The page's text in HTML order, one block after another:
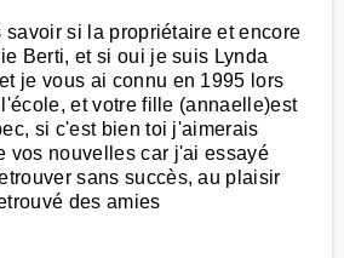
savoir si la propriétaire et encore
Berti, et si oui je suis Lynda
je vous ai connu en 1995 lors
et votre fille (annaelle)est
si c'est bien toi j'aimerais
vos nouvelles car j'ai essayé
sans succès, au plaisir
des amies